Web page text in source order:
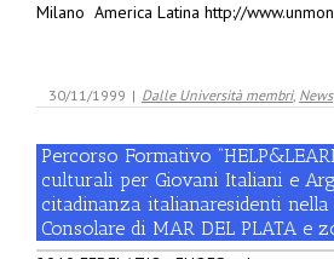
Milano America Latina http://
30/11/1999 | Dalle Università membri, News
Percorso Formativo
culturali per Giovani Italiani e
citadinanza italianaresidenti
Consolare di MAR DEL PLATA e